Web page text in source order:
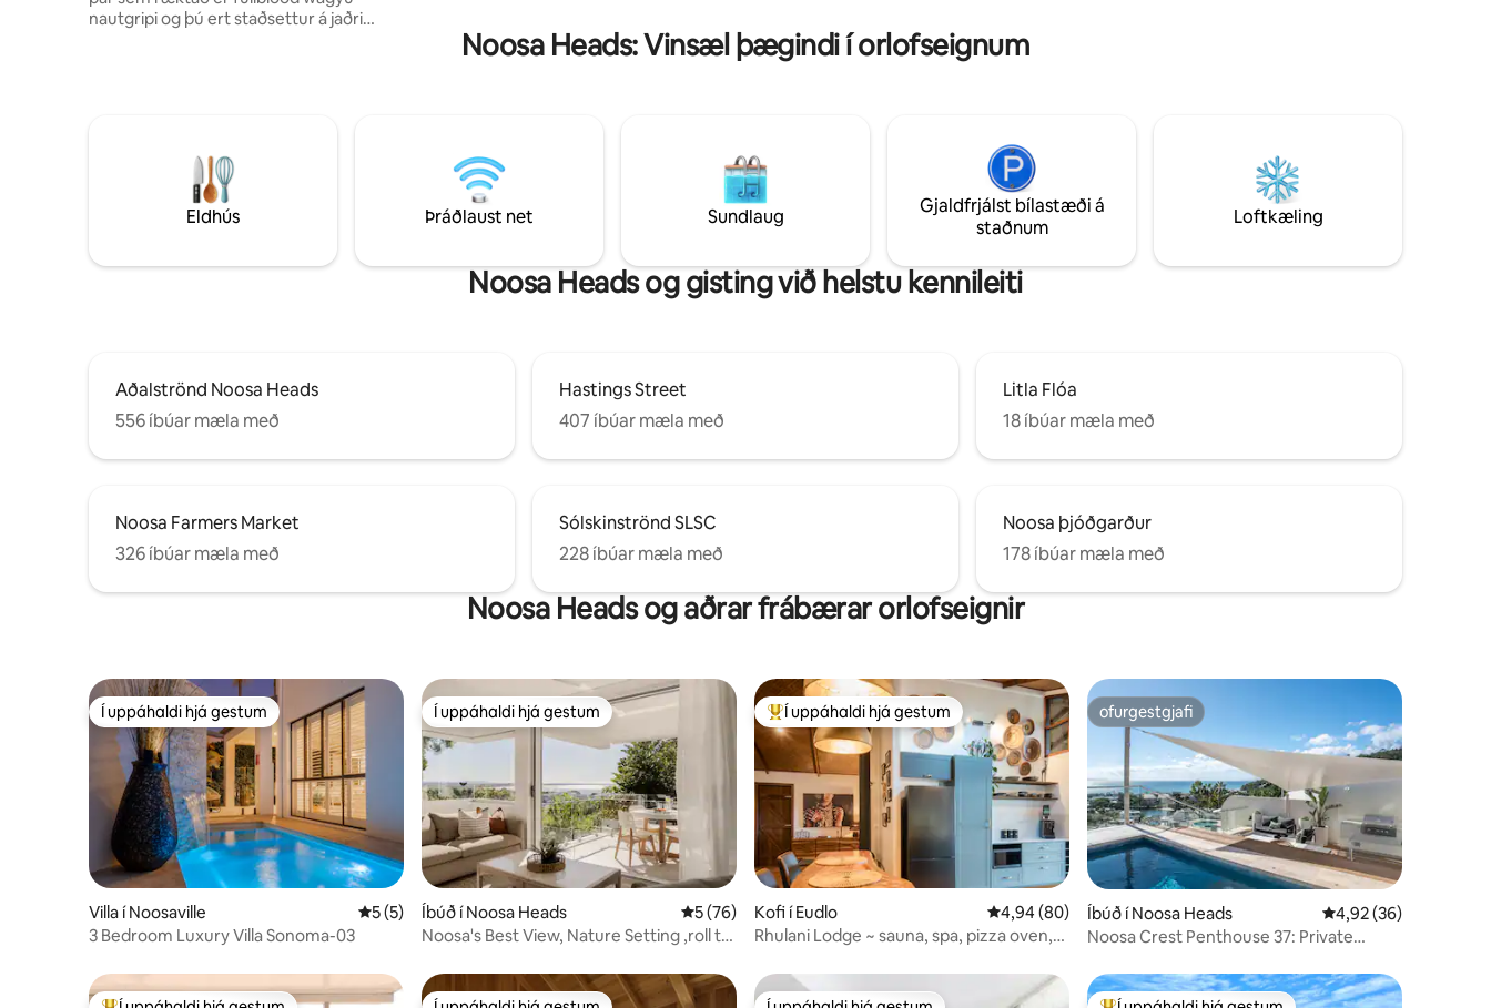
nautgripi og þú ert staðsettur á jaðri
sem næturnar eru alltaf svalar í þessari
hæð. Gistináttaverð inniheldur tvö
fullorðin (svefnpláss fyrir fjóra) og eldivið
fyrir hverja nótt. Gæludýragjald er
Noosa Heads: Vinsæl þægindi í orlofseignum
Eldhús Þráðlaust net Sundlaug
Gjaldfrjálst bílastæði á
staðnum
Loftkæling
Noosa Heads og gisting við helstu kennileiti
Aðalströnd Noosa Heads
556 íbúar mæla með
Hastings Street
407 íbúar mæla með
Litla Flóa
18 íbúar mæla með
Noosa Farmers Market
326 íbúar mæla með
Sólskinströnd SLSC
228 íbúar mæla með
Noosa þjóðgarður
178 íbúar mæla með
Noosa Heads og aðrar frábærar orlofseignir
Í uppáhaldi hjá gestum
Í uppáhaldi hjá gestum
Villa í Noosaville 5 af 5 í meðaleinkunn, 5 umsagnir
5 (5)
3 Bedroom Luxury Villa Sonoma-03
Í uppáhaldi hjá gestum
Í uppáhaldi hjá gestum
Íbúð í Noosa Heads 5 af 5 í meðaleinkunn, 76 umsagnir
5 (76)
Noosa's Best View, Nature Setting ,roll to
Í mestu uppáhaldi hjá gestum
Í uppáhaldi hjá gestum
Kofi í Eudlo 4,94 af 5 í meðaleinkunn, 80 umsagnir
4,94 (80)
Rhulani Lodge ~ sauna, spa, pizza oven,
ofurgestgjafi
ofurgestgjafi
Íbúð í Noosa Heads 4,92 af 5 í
4,92 (36)
Noosa Crest Penthouse 37: Private